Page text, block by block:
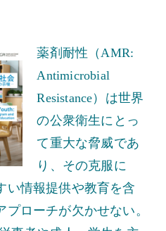
薬剤耐性（AMR:
Antimicrobial
Resistance）は世界
の公衆衛生にとっ
て重大な脅威であ
り、その克服に
い情報提供や教育を含
ローチが欠かせない。